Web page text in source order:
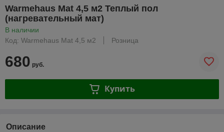
Warmehaus Mat 4,5 м2 Теплый пол
(нагревательный мат)
В наличии
Код: Warmehaus Mat 4,5 м2
Розница
680 руб.
Купить
Описание